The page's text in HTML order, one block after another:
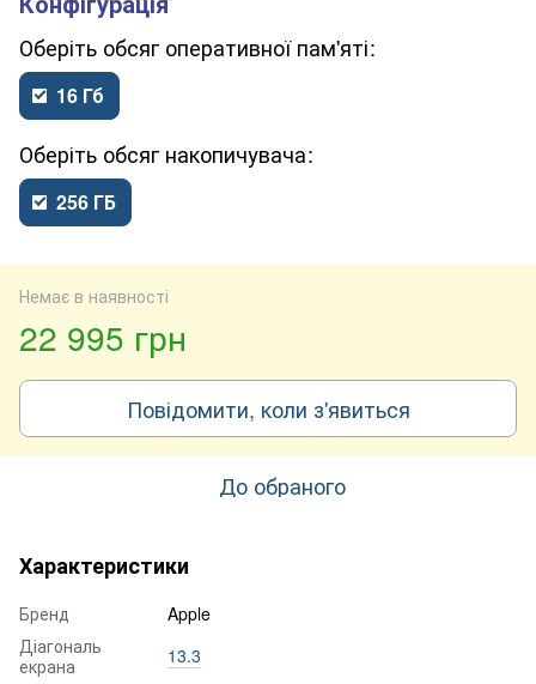
обсяг оперативної пам'яті
16 Гб
обсяг накопичувача
256 ГБ
Немає в наявності
22 995 грн
Повідомити, коли з'явиться
До обраного
Характеристики
Бренд
Apple
Діагональ
екрана
13.3